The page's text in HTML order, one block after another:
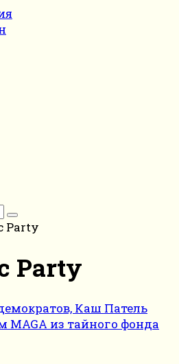
Party
Party